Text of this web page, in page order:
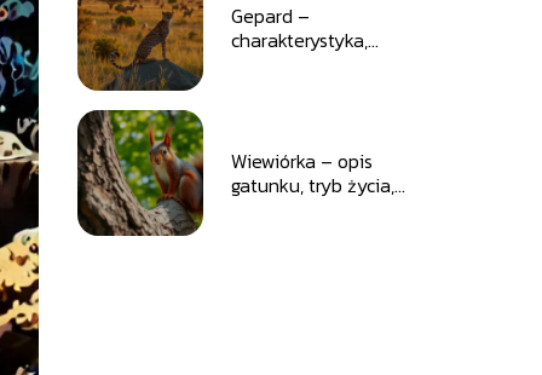
Gepard –
charakterystyka,
Wiewiórka – opis
gatunku, tryb życia,